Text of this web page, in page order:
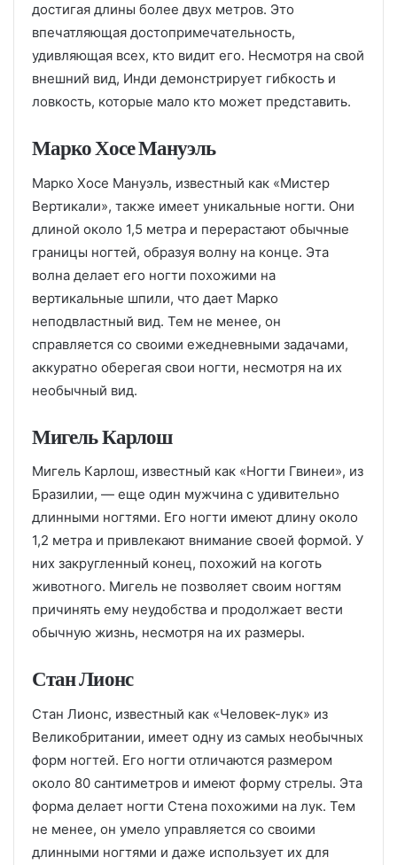
достигая длины более двух метров. Это
впечатляющая достопримечательность,
удивляющая всех, кто видит его. Несмотря на свой
внешний вид, Инди демонстрирует гибкость и
ловкость, которые мало кто может представить.
Марко Хосе Мануэль
Марко Хосе Мануэль, известный как «Мистер
Вертикали», также имеет уникальные ногти. Они
длиной около 1,5 метра и перерастают обычные
границы ногтей, образуя волну на конце. Эта
волна делает его ногти похожими на
вертикальные шпили, что дает Марко
неподвластный вид. Тем не менее, он
справляется со своими ежедневными задачами,
аккуратно оберегая свои ногти, несмотря на их
необычный вид.
Мигель Карлош
Мигель Карлош, известный как «Ногти Гвинеи», из
Бразилии, — еще один мужчина с удивительно
длинными ногтями. Его ногти имеют длину около
1,2 метра и привлекают внимание своей формой. У
них закругленный конец, похожий на коготь
животного. Мигель не позволяет своим ногтям
причинять ему неудобства и продолжает вести
обычную жизнь, несмотря на их размеры.
Стан Лионс
Стан Лионс, известный как «Человек-лук» из
Великобритании, имеет одну из самых необычных
форм ногтей. Его ногти отличаются размером
около 80 сантиметров и имеют форму стрелы. Эта
форма делает ногти Стена похожими на лук. Тем
не менее, он умело управляется со своими
длинными ногтями и даже использует их для